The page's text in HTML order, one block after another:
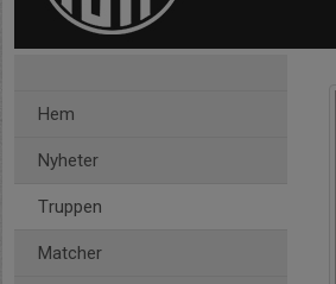
Hem
Nyheter
Truppen
Matcher